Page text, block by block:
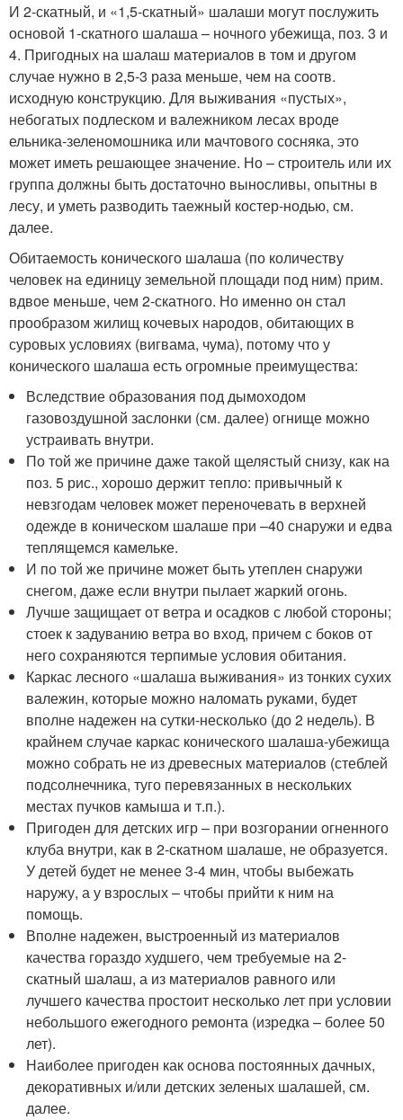
И 2-скатный, и «1,5-скатный» шалаши могут послужить
основой 1-скатного шалаша – ночного убежища, поз. 3 и
4. Пригодных на шалаш материалов в том и другом
случае нужно в 2,5-3 раза меньше, чем на соотв.
исходную конструкцию. Для выживания «пустых»,
небогатых подлеском и валежником лесах вроде
ельника-зеленомошника или мачтового сосняка, это
может иметь решающее значение. Но – строитель или их
группа должны быть достаточно выносливы, опытны в
лесу, и уметь разводить таежный костер-нодью, см.
далее.
Обитаемость конического шалаша (по количеству
человек на единицу земельной площади под ним) прим.
вдвое меньше, чем 2-скатного. Но именно он стал
прообразом жилищ кочевых народов, обитающих в
суровых условиях (вигвама, чума), потому что у
конического шалаша есть огромные преимущества:
Вследствие образования под дымоходом
газовоздушной заслонки (см. далее) огнище можно
устраивать внутри.
По той же причине даже такой щелястый снизу, как на
поз. 5 рис., хорошо держит тепло: привычный к
невзгодам человек может переночевать в верхней
одежде в коническом шалаше при –40 снаружи и едва
теплящемся камельке.
И по той же причине может быть утеплен снаружи
снегом, даже если внутри пылает жаркий огонь.
Лучше защищает от ветра и осадков с любой стороны;
стоек к задуванию ветра во вход, причем с боков от
него сохраняются терпимые условия обитания.
Каркас лесного «шалаша выживания» из тонких сухих
валежин, которые можно наломать руками, будет
вполне надежен на сутки-несколько (до 2 недель). В
крайнем случае каркас конического шалаша-убежища
можно собрать не из древесных материалов (стеблей
подсолнечника, туго перевязанных в нескольких
местах пучков камыша и т.п.).
Пригоден для детских игр – при возгорании огненного
клуба внутри, как в 2-скатном шалаше, не образуется.
У детей будет не менее 3-4 мин, чтобы выбежать
наружу, а у взрослых – чтобы прийти к ним на
помощь.
Вполне надежен, выстроенный из материалов
качества гораздо худшего, чем требуемые на 2-
скатный шалаш, а из материалов равного или
лучшего качества простоит несколько лет при условии
небольшого ежегодного ремонта (изредка – более 50
лет).
Наиболее пригоден как основа постоянных дачных,
декоративных и/или детских зеленых шалашей, см.
далее.